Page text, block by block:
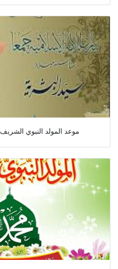
موعد المولد النبوي الشريف 1440 2018 موقع فكرة